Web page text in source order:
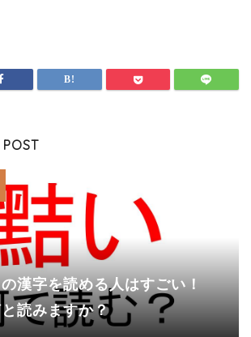
POST
の漢字を読める人はすごい！
読みますか？